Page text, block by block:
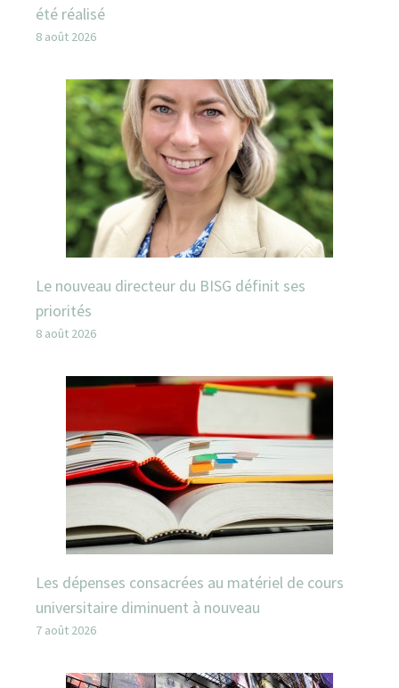
été réalisé
8 août 2026
Le nouveau directeur du BISG définit ses
priorités
8 août 2026
Les dépenses consacrées au matériel de cours
universitaire diminuent à nouveau
7 août 2026